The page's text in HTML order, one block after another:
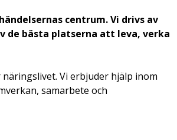
centrum. Vi drivs av
de bästa platserna att leva, verka
Vi erbjuder hjälp inom
samarbete och